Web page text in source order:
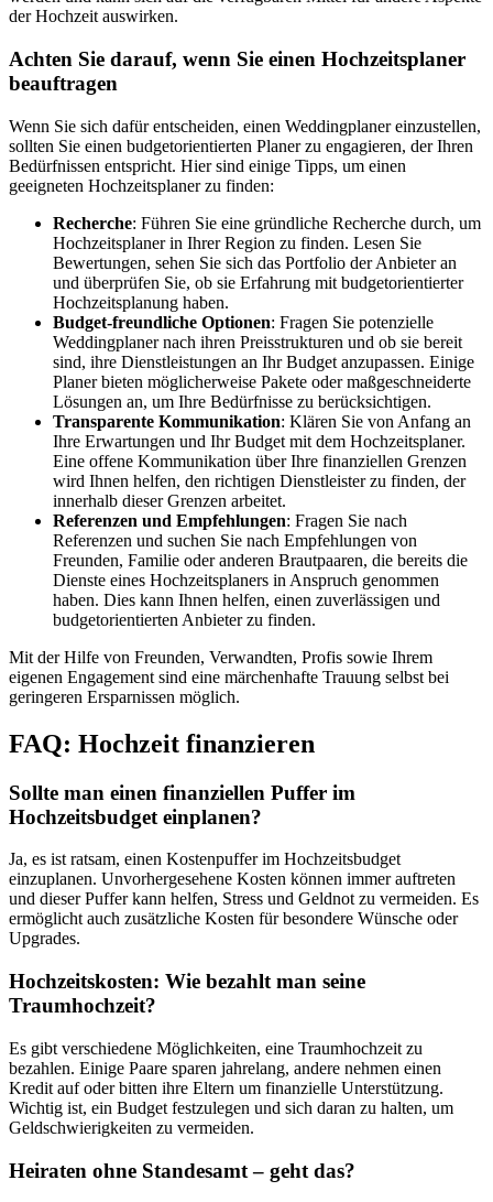
der Hochzeit auswirken.
Achten Sie darauf, wenn Sie einen Hochzeitsplaner
beauftragen
Wenn Sie sich dafür entscheiden, einen Weddingplaner einzustellen,
sollten Sie einen budgetorientierten Planer zu engagieren, der Ihren
Bedürfnissen entspricht. Hier sind einige Tipps, um einen
geeigneten Hochzeitsplaner zu finden:
Recherche: Führen Sie eine gründliche Recherche durch, um
Hochzeitsplaner in Ihrer Region zu finden. Lesen Sie
Bewertungen, sehen Sie sich das Portfolio der Anbieter an
und überprüfen Sie, ob sie Erfahrung mit budgetorientierter
Hochzeitsplanung haben.
Budget-freundliche Optionen: Fragen Sie potenzielle
Weddingplaner nach ihren Preisstrukturen und ob sie bereit
sind, ihre Dienstleistungen an Ihr Budget anzupassen. Einige
Planer bieten möglicherweise Pakete oder maßgeschneiderte
Lösungen an, um Ihre Bedürfnisse zu berücksichtigen.
Transparente Kommunikation: Klären Sie von Anfang an
Ihre Erwartungen und Ihr Budget mit dem Hochzeitsplaner.
Eine offene Kommunikation über Ihre finanziellen Grenzen
wird Ihnen helfen, den richtigen Dienstleister zu finden, der
innerhalb dieser Grenzen arbeitet.
Referenzen und Empfehlungen: Fragen Sie nach
Referenzen und suchen Sie nach Empfehlungen von
Freunden, Familie oder anderen Brautpaaren, die bereits die
Dienste eines Hochzeitsplaners in Anspruch genommen
haben. Dies kann Ihnen helfen, einen zuverlässigen und
budgetorientierten Anbieter zu finden.
Mit der Hilfe von Freunden, Verwandten, Profis sowie Ihrem
eigenen Engagement sind eine märchenhafte Trauung selbst bei
geringeren Ersparnissen möglich.
FAQ: Hochzeit finanzieren
Sollte man einen finanziellen Puffer im
Hochzeitsbudget einplanen?
Ja, es ist ratsam, einen Kostenpuffer im Hochzeitsbudget
einzuplanen. Unvorhergesehene Kosten können immer auftreten
und dieser Puffer kann helfen, Stress und Geldnot zu vermeiden. Es
ermöglicht auch zusätzliche Kosten für besondere Wünsche oder
Upgrades.
Hochzeitskosten: Wie bezahlt man seine
Traumhochzeit?
Es gibt verschiedene Möglichkeiten, eine Traumhochzeit zu
bezahlen. Einige Paare sparen jahrelang, andere nehmen einen
Kredit auf oder bitten ihre Eltern um finanzielle Unterstützung.
Wichtig ist, ein Budget festzulegen und sich daran zu halten, um
Geldschwierigkeiten zu vermeiden.
Heiraten ohne Standesamt – geht das?